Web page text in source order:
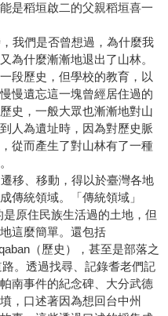
是稻垣啟二的父親稻垣喜一
我們是否曾想過，為什麼我
為什麼漸漸地退出了山林。
段歷史，但學校的教育，以
慢遺忘這一塊曾經居住過的
史，一般大眾也漸漸地對山
人為遺址時，因為對歷史脈
從而產生了對山林有了一種
移、移動，得以於臺灣各地
傳統領域。「傳統領域」
是原住民族生活過的土地，但
這麼簡單。還包括
（歷史），甚至是部落之
。透過找尋、記錄耆老們記
南事件的紀念碑、大分武德
，口述著因為想回台中州